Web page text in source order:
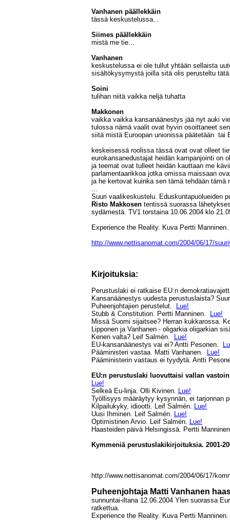
Vanhanen päällekkäin
tässä keskustelussa...
Siimes päällekkäin
mistä me tie...
Vanhanen
keskustelussa ei ole tullut yhtään sellaista
sisältökysymystä joilla sitä olis perusteltu
Soini
tulihan niitä vaikka neljä tuhatta
Makkonen
vaikka vaikka kansanäänestys jää nyt auki
tulossa nämä vaalit ovat hyvin osoittaneet
siitä mistä Euroopan unionissa päätetään tai
keskeisessä roolissa tässä ovat ovat olleet
eurokansanedustajat heidän kampanjointi on
ja teemat ovat tulleet heidän kauttaan me
parlamentaarikkoa jotka omissa maissaan
ja he kertovat kuinka sen tämä tehdään tämä
...
Suuri vaalikeskustelu. Eduskuntapuolueiden
Risto Makkosen tentissä suorassa
sydämestä. TV1 torstaina 10.06.2004 klo
Experience the Reality. Kuva Pertti Manninen.
http://www.nettisanomat.com/2004/06/17/
Kirjoituksia:
Perustuslaki ei ratkaise EU:n
Kansanäänestys uudesta perustuslaista?
Puheenjohtajien perustelut.
Lue!
Stubb & Constitution. Pertti Manninen.
Lue!
Missä Suomi sijaitsee? Herran kukkarossa.
Lipponen ja Vanhanen - oligarkia oligarkian
Kenen valta? Leif Salmén.
Lue!
EU-kansanäänestys vai ei? Antti Pesonen.
Pääministeri vastaa. Matti Vanhanen.
Lue!
Pääministerin vastaus ei tyydytä. Antti
EU:n perustuslaki luovuttaisi vallan
Lue!
Selkeä Eu-linja. Olli Kivinen. Lue!
Työllisyys määräytyy kysynnän, ei tarjonnan
Kilpailukyky, idiootti. Leif Salmén. Lue!
Uusi Ihminen. Leif Salmén. Lue!
Optimistinen Arvio. Leif Salmén. Lue!
Haasteiden päivä Helsingissä. Pertti
Kymmeniä perustuslakikirjoituksia. 2001-
http://www.nettisanomat.com/2004/06/17/
Puheenjohtaja Matti Vanhanen
sunnuntai-iltana 12.06.2004 Ylen suorassa
ratkettua.
Experience the Reality. Kuva Pertti Manninen.